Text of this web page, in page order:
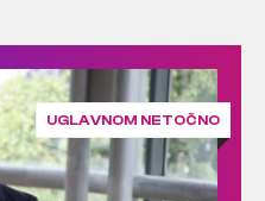
UGLAVNOM NETOČNO